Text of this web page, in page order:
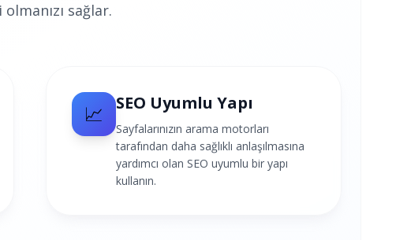
sağlar.
📈 SEO Uyumlu Yapı
Sayfalarınızın arama motorları
tarafından daha sağlıklı anlaşılmasına
yardımcı olan SEO uyumlu bir yapı
kullanın.